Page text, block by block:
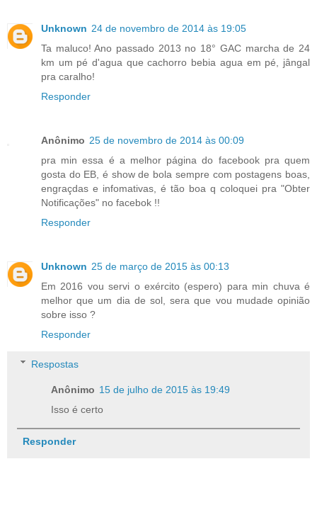
Unknown 24 de novembro de 2014 às 19:05
Ta maluco! Ano passado 2013 no 18° GAC marcha de 24
km um pé d'agua que cachorro bebia agua em pé, jângal
pra caralho!
Responder
Anônimo 25 de novembro de 2014 às 00:09
pra min essa é a melhor página do facebook pra quem
gosta do EB, é show de bola sempre com postagens boas,
engraçdas e infomativas, é tão boa q coloquei pra "Obter
Notificações" no facebok !!
Responder
Unknown 25 de março de 2015 às 00:13
Em 2016 vou servi o exército (espero) para min chuva é
melhor que um dia de sol, sera que vou mudade opinião
sobre isso ?
Responder
Respostas
Anônimo 15 de julho de 2015 às 19:49
Isso é certo
Responder